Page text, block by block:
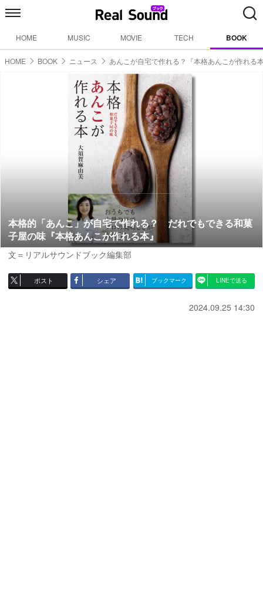
HOME MUSIC MOVIE TECH BOOK
HOME BOOK ニュース あんこが自宅で作れる？『本格あんこが作れる
本格的「あんこ」が自宅で作れる？ だれでもできる和菓
子屋の味『本格あんこが作れる本』
文＝リアルサウンドブック編集部
ポスト シェア ブックマーク LINEで送る
2024.09.25 14:30